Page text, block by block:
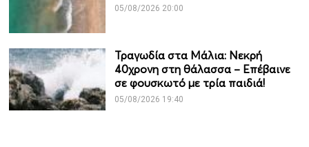
05/08/2026 20:00
Τραγωδία στα Μάλια: Νεκρή
40χρονη στη θάλασσα – Επέβαινε
σε φουσκωτό με τρία παιδιά!
05/08/2026 19:40